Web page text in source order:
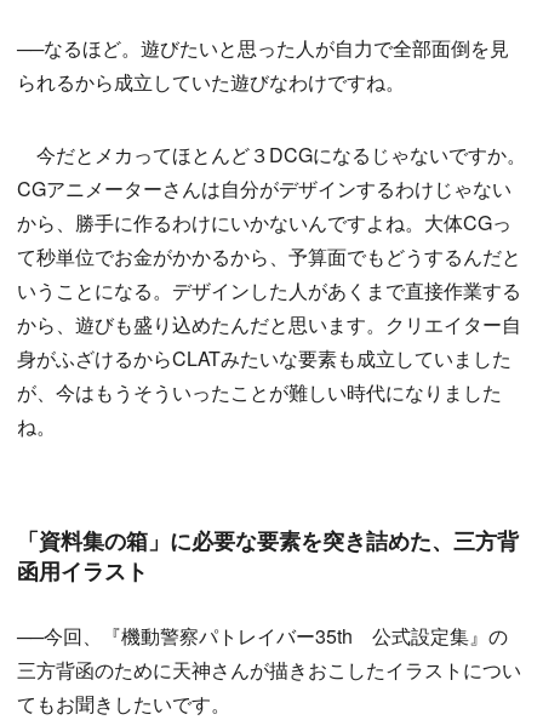
──なるほど。遊びたいと思った人が自力で全部面倒を見
られるから成立していた遊びなわけですね。
今だとメカってほとんど３DCGになるじゃないですか。
CGアニメーターさんは自分がデザインするわけじゃない
から、勝手に作るわけにいかないんですよね。大体CGっ
て秒単位でお金がかかるから、予算面でもどうするんだと
いうことになる。デザインした人があくまで直接作業する
から、遊びも盛り込めたんだと思います。クリエイター自
身がふざけるからCLATみたいな要素も成立していました
が、今はもうそういったことが難しい時代になりました
ね。
「資料集の箱」に必要な要素を突き詰めた、三方背
函用イラスト
──今回、『機動警察パトレイバー35th 公式設定集』の
三方背函のために天神さんが描きおこしたイラストについ
てもお聞きしたいです。